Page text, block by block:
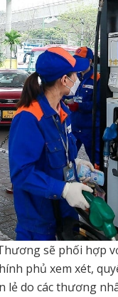
sẽ phối hợp
phủ xem xét,
lẻ do các thương